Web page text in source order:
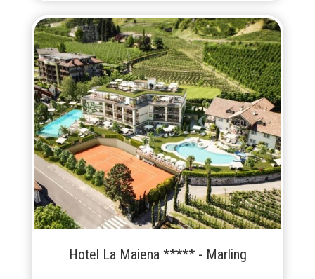
Hotel La Maiena ***** - Marling